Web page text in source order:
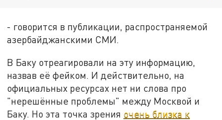
- говорится в публикации, распространяемой
азербайджанскими СМИ.
В Баку отреагировали на эту информацию,
назвав её фейком. И действительно, на
официальных ресурсах нет ни слова про
"нерешённые проблемы" между Москвой и
Баку. Но эта точка зрения очень близка к